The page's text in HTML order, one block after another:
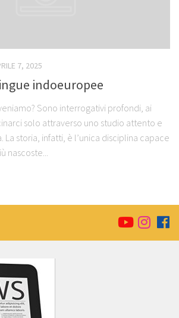
7, 2025
indoeuropee
Sono interrogativi profondi, ai
solo attraverso uno studio attento e
storia, infatti, è l’unica disciplina capace
nascoste...